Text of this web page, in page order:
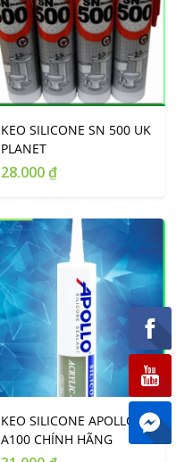
KEO SILICONE SN 500 UK
PLANET
28.000 ₫
KEO SILICONE APOLLO
A100 CHÍNH HÃNG